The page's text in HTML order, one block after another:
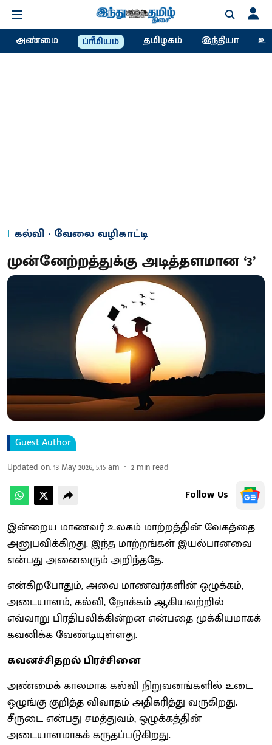
அண்மை ப்ரீமியம் தமிழகம் இந்தியா
கல்வி - வேலை வழிகாட்டி
முன்னேற்றத்துக்கு அடித்தளமான ‘3’
Guest Author
Updated on:13 May 2026, 5:15 am 2 min read
Follow Us
இன்றைய மாணவர் உலகம் மாற்றத்தின் வேகத்தை
அனுபவிக்கிறது. இந்த மாற்றங்கள் இயல்பானவை
என்பது அனைவரும் அறிந்ததே.
என்கிறபோதும், அவை மாணவர்களின் ஒழுக்கம்,
அடையாளம், கல்வி, நோக்கம் ஆகியவற்றில்
எவ்வாறு பிரதிபலிக்கின்றன என்பதை முக்கியமாகக்
கவனிக்க வேண்டியுள்ளது.
கவனச்சிதறல் பிரச்சினை
அண்மைக் காலமாக கல்வி நிறுவனங்களில் உடை
ஒழுங்கு குறித்த விவாதம் அதிகரித்து வருகிறது.
சீருடை என்பது சமத்துவம், ஒழுக்கத்தின்
அடையாளமாகக் கருதப்படுகிறது.